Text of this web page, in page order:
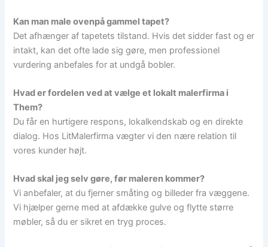
Kan man male ovenpå gammel tapet?
Det afhænger af tapetets tilstand. Hvis det sidder fast og er
intakt, kan det ofte lade sig gøre, men professionel
vurdering anbefales for at undgå bobler.
Hvad er fordelen ved at vælge et lokalt malerfirma i
Them?
Du får en hurtigere respons, lokalkendskab og en direkte
dialog. Hos LitMalerfirma vægter vi den nære relation til
vores kunder højt.
Hvad skal jeg selv gøre, før maleren kommer?
Vi anbefaler, at du fjerner småting og billeder fra væggene.
Vi hjælper gerne med at afdække gulve og flytte større
møbler, så du er sikret en tryg proces.